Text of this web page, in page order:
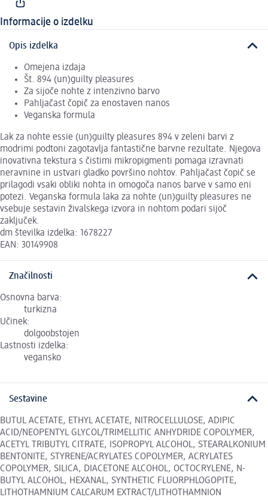
Informacije o izdelku
Opis izdelka
Omejena izdaja
Št. 894 (un)guilty pleasures
Za sijoče nohte z intenzivno barvo
Pahljačast čopič za enostaven nanos
Veganska formula
Lak za nohte essie (un)guilty pleasures 894 v zeleni barvi z
modrimi podtoni zagotavlja fantastične barvne rezultate. Njegova
inovativna tekstura s čistimi mikropigmenti pomaga izravnati
neravnine in ustvari gladko površino nohtov. Pahljačast čopič se
prilagodi vsaki obliki nohta in omogoča nanos barve v samo eni
potezi. Veganska formula laka za nohte (un)guilty pleasures ne
vsebuje sestavin živalskega izvora in nohtom podari sijoč
zaključek.
dm številka izdelka: 1678227
EAN: 30149908
Značilnosti
Osnovna barva:
turkizna
Učinek:
dolgoobstojen
Lastnosti izdelka:
vegansko
Sestavine
BUTUL ACETATE, ETHYL ACETATE, NITROCELLULOSE, ADIPIC
ACID/NEOPENTYL GLYCOL/TRIMELLITIC ANHYDRIDE COPOLYMER,
ACETYL TRIBUTYL CITRATE, ISOPROPYL ALCOHOL, STEARALKONIUM
BENTONITE, STYRENE/ACRYLATES COPOLYMER, ACRYLATES
COPOLYMER, SILICA, DIACETONE ALCOHOL, OCTOCRYLENE, N-
BUTYL ALCOHOL, HEXANAL, SYNTHETIC FLUORPHLOGOPITE,
LITHOTHAMNIUM CALCARUM EXTRACT/LITHOTHAMNION